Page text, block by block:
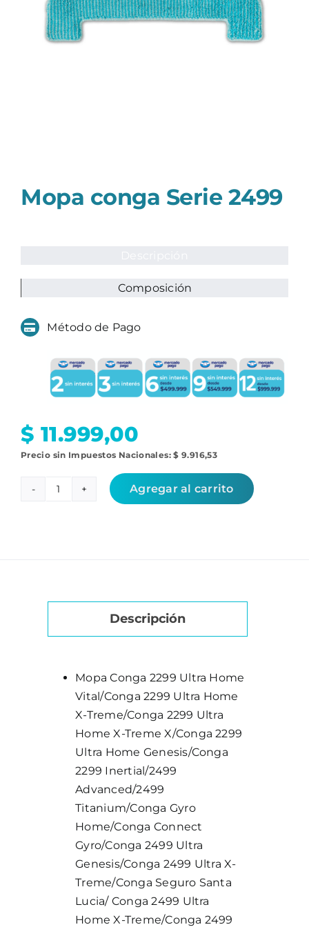
Mopa conga Serie 2499
Composición
Método de Pago
$ 11.999,00
Precio sin Impuestos Nacionales:$ 9.916,53
Agregar al carrito
Descripción
Mopa Conga 2299 Ultra Home
Vital/Conga 2299 Ultra Home
X-Treme/Conga 2299 Ultra
Home X-Treme X/Conga 2299
Ultra Home Genesis/Conga
2299 Inertial/2499
Advanced/2499
Titanium/Conga Gyro
Home/Conga Connect
Gyro/Conga 2499 Ultra
Genesis/Conga 2499 Ultra X-
Treme/Conga Seguro Santa
Lucia/ Conga 2499 Ultra
Home X-Treme/Conga 2499